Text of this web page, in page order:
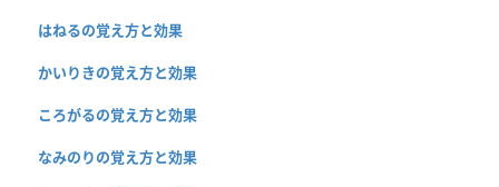
はねるの覚え方と効果
かいりきの覚え方と効果
ころがるの覚え方と効果
なみのりの覚え方と効果